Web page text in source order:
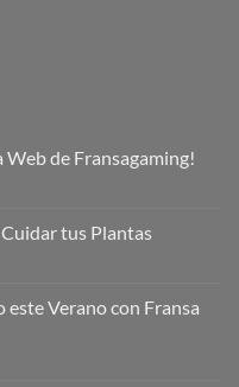
Web de Fransagaming!
tus Plantas
Verano con Fransa